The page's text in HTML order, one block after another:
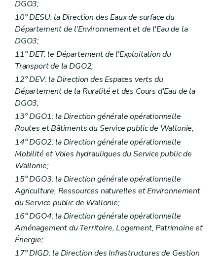
DGO3;
10° DESU: la Direction des Eaux de surface du
Département de l'Environnement et de l'Eau de la
DGO3;
11° DET: le Département de l'Exploitation du
Transport de la DGO2;
12° DEV: la Direction des Espaces verts du
Département de la Ruralité et des Cours d'Eau de la
DGO3;
13° DGO1: la Direction générale opérationnelle
Routes et Bâtiments du Service public de Wallonie;
14° DGO2: la Direction générale opérationnelle
Mobilité et Voies hydrauliques du Service public de
Wallonie;
15° DGO3: la Direction générale opérationnelle
Agriculture, Ressources naturelles et Environnement
du Service public de Wallonie;
16° DGO4: la Direction générale opérationnelle
Aménagement du Territoire, Logement, Patrimoine et
Énergie;
17° DIGD: la Direction des Infrastructures de Gestion